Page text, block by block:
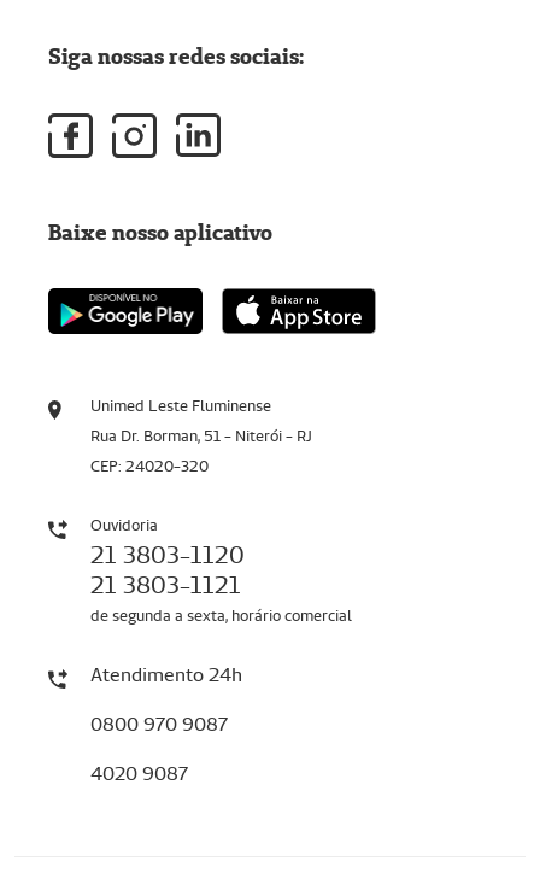
Unimed Leste Fluminense
Rua Dr. Borman, 51 - Niterói - RJ
CEP: 24020-320
Ouvidoria
21 3803-1120
21 3803-1121
de segunda a sexta, horário comercial
Atendimento 24h
0800 970 9087
4020 9087
Siga nossas redes sociais:
Baixe nosso aplicativo